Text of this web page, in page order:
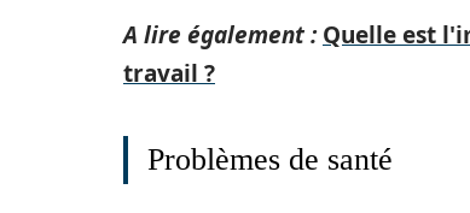
A lire également : Quelle est
travail ?
Problèmes de santé